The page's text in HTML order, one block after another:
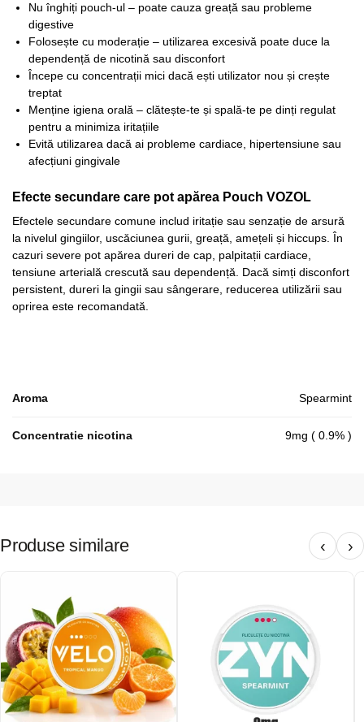
Nu înghiți pouch-ul – poate cauza greață sau probleme
digestive​
Folosește cu moderație – utilizarea excesivă poate duce la
dependență de nicotină sau disconfort
Începe cu concentrații mici dacă ești utilizator nou și crește
treptat​
Menține igiena orală – clătește-te și spală-te pe dinți regulat
pentru a minimiza iritațiile
Evită utilizarea dacă ai probleme cardiace, hipertensiune sau
afecțiuni gingivale
Efecte secundare care pot apărea Pouch VOZOL
Efectele secundare comune includ iritație sau senzație de arsură
la nivelul gingiilor, uscăciunea gurii, greață, amețeli și hiccups. În
cazuri severe pot apărea dureri de cap, palpitații cardiace,
tensiune arterială crescută sau dependență. Dacă simți disconfort
persistent, dureri la gingii sau sângerare, reducerea utilizării sau
oprirea este recomandată.​
Aroma Spearmint
Concentratie nicotina 9mg ( 0.9% )
Produse similare ‹ ›